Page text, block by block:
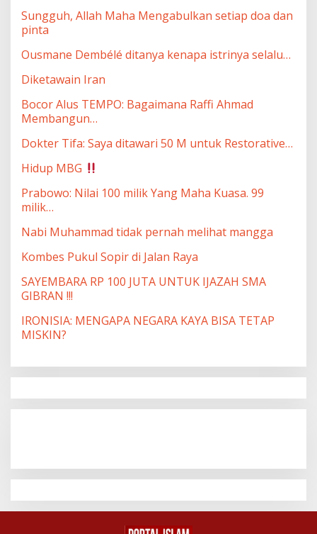
Sungguh, Allah Maha Mengabulkan setiap doa dan
pinta
Ousmane Dembélé ditanya kenapa istrinya selalu…
Diketawain Iran
Bocor Alus TEMPO: Bagaimana Raffi Ahmad
Membangun…
Dokter Tifa: Saya ditawari 50 M untuk Restorative…
Hidup MBG
Prabowo: Nilai 100 milik Yang Maha Kuasa. 99
milik…
Nabi Muhammad tidak pernah melihat mangga
Kombes Pukul Sopir di Jalan Raya
SAYEMBARA RP 100 JUTA UNTUK IJAZAH SMA
GIBRAN !!!
IRONISIA: MENGAPA NEGARA KAYA BISA TETAP
MISKIN?